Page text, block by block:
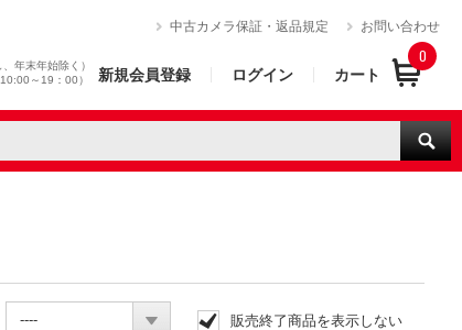
年末年始除く）
～19：00）
中古カメラ保証・返品規定 お問い合わせ
新規会員登録 ログイン カート
0
---- 販売終了商品を表示しない